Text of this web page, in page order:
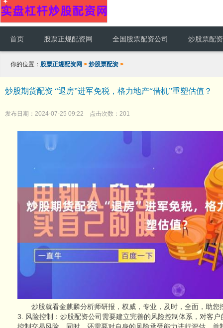
首页 股票正规配资网 全国股票配资公司 炒股票配资
你的位置： 股票正规配资网 > 炒股票配资 >
炒股期货配资 “退房”进军免税，格力地产“借机”重塑估值？
发布日期：2024-07-25 09:22 点击次数：201
炒股就看金麒麟分析师研报，权威，专业，及时，全面，助您
3. 风险控制：炒股配资公司需要建立完善的风险控制体系，对客